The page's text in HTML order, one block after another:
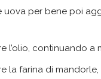
uova per bene poi
l’olio, continuando a
la farina di mandorle,